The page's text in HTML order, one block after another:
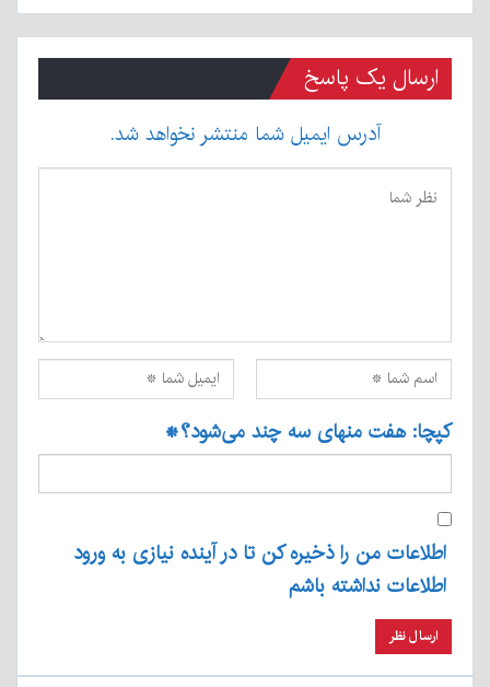
ارسال یک پاسخ
آدرس ایمیل شما منتشر نخواهد شد.
کپچا: هفت منهای سه چند می‌شود؟*
اطلاعات من را ذخیره کن تا در آینده نیازی به ورود
اطلاعات نداشته باشم